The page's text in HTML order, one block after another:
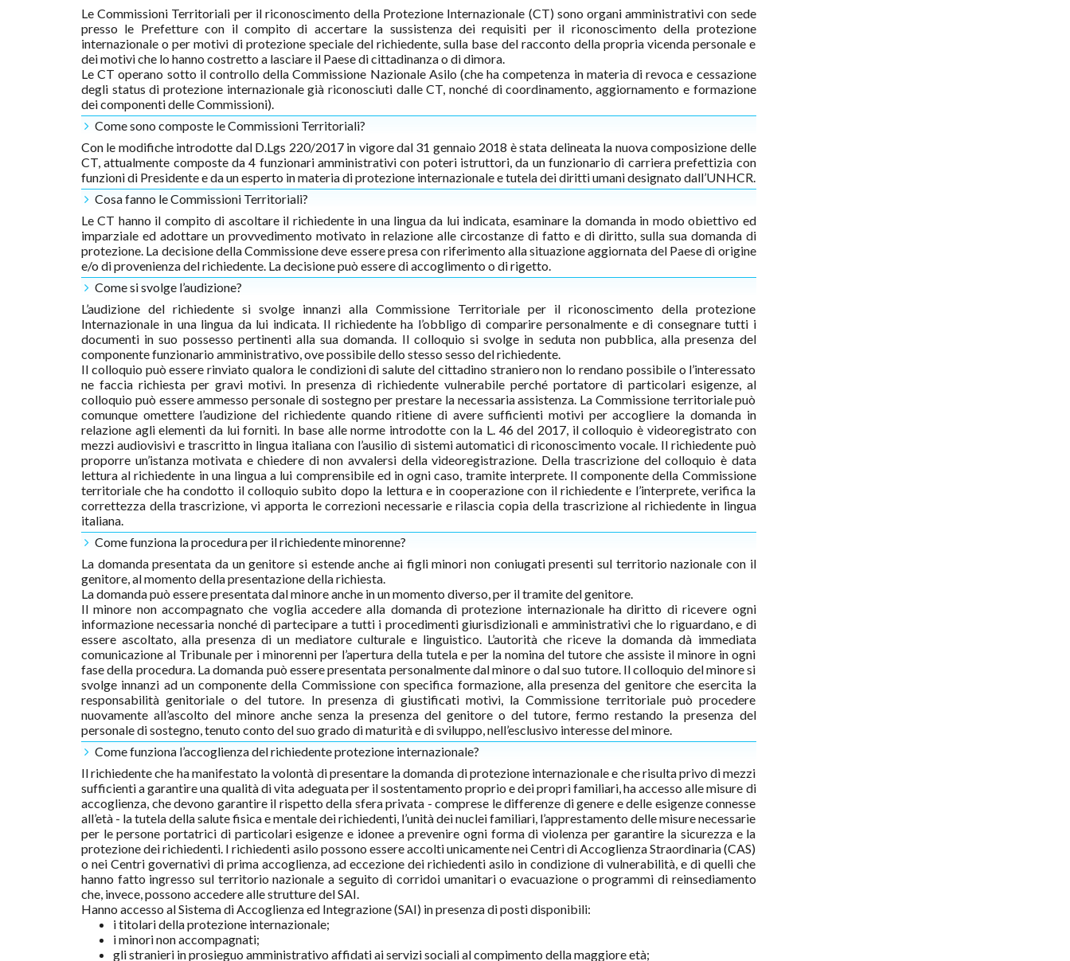
Le Commissioni Territoriali per il riconoscimento della Protezione Internazionale (CT) sono organi amministrativi con sede
presso le Prefetture con il compito di accertare la sussistenza dei requisiti per il riconoscimento della protezione
internazionale o per motivi di protezione speciale del richiedente, sulla base del racconto della propria vicenda personale e
dei motivi che lo hanno costretto a lasciare il Paese di cittadinanza o di dimora.
Le CT operano sotto il controllo della Commissione Nazionale Asilo (che ha competenza in materia di revoca e cessazione
degli status di protezione internazionale già riconosciuti dalle CT, nonché di coordinamento, aggiornamento e formazione
dei componenti delle Commissioni).
Come sono composte le Commissioni Territoriali?
Con le modifiche introdotte dal D.Lgs 220/2017 in vigore dal 31 gennaio 2018 è stata delineata la nuova composizione delle
CT, attualmente composte da 4 funzionari amministrativi con poteri istruttori, da un funzionario di carriera prefettizia con
funzioni di Presidente e da un esperto in materia di protezione internazionale e tutela dei diritti umani designato dall’UNHCR.
Cosa fanno le Commissioni Territoriali?
Le CT hanno il compito di ascoltare il richiedente in una lingua da lui indicata, esaminare la domanda in modo obiettivo ed
imparziale ed adottare un provvedimento motivato in relazione alle circostanze di fatto e di diritto, sulla sua domanda di
protezione. La decisione della Commissione deve essere presa con riferimento alla situazione aggiornata del Paese di origine
e/o di provenienza del richiedente. La decisione può essere di accoglimento o di rigetto.
Come si svolge l’audizione?
L’audizione del richiedente si svolge innanzi alla Commissione Territoriale per il riconoscimento della protezione
Internazionale in una lingua da lui indicata. Il richiedente ha l’obbligo di comparire personalmente e di consegnare tutti i
documenti in suo possesso pertinenti alla sua domanda. Il colloquio si svolge in seduta non pubblica, alla presenza del
componente funzionario amministrativo, ove possibile dello stesso sesso del richiedente.
Il colloquio può essere rinviato qualora le condizioni di salute del cittadino straniero non lo rendano possibile o l’interessato
ne faccia richiesta per gravi motivi. In presenza di richiedente vulnerabile perché portatore di particolari esigenze, al
colloquio può essere ammesso personale di sostegno per prestare la necessaria assistenza. La Commissione territoriale può
comunque omettere l’audizione del richiedente quando ritiene di avere sufficienti motivi per accogliere la domanda in
relazione agli elementi da lui forniti. In base alle norme introdotte con la L. 46 del 2017, il colloquio è videoregistrato con
mezzi audiovisivi e trascritto in lingua italiana con l’ausilio di sistemi automatici di riconoscimento vocale. Il richiedente può
proporre un’istanza motivata e chiedere di non avvalersi della videoregistrazione. Della trascrizione del colloquio è data
lettura al richiedente in una lingua a lui comprensibile ed in ogni caso, tramite interprete. Il componente della Commissione
territoriale che ha condotto il colloquio subito dopo la lettura e in cooperazione con il richiedente e l’interprete, verifica la
correttezza della trascrizione, vi apporta le correzioni necessarie e rilascia copia della trascrizione al richiedente in lingua
italiana.
Come funziona la procedura per il richiedente minorenne?
La domanda presentata da un genitore si estende anche ai figli minori non coniugati presenti sul territorio nazionale con il
genitore, al momento della presentazione della richiesta.
La domanda può essere presentata dal minore anche in un momento diverso, per il tramite del genitore.
Il minore non accompagnato che voglia accedere alla domanda di protezione internazionale ha diritto di ricevere ogni
informazione necessaria nonché di partecipare a tutti i procedimenti giurisdizionali e amministrativi che lo riguardano, e di
essere ascoltato, alla presenza di un mediatore culturale e linguistico. L’autorità che riceve la domanda dà immediata
comunicazione al Tribunale per i minorenni per l’apertura della tutela e per la nomina del tutore che assiste il minore in ogni
fase della procedura. La domanda può essere presentata personalmente dal minore o dal suo tutore. Il colloquio del minore si
svolge innanzi ad un componente della Commissione con specifica formazione, alla presenza del genitore che esercita la
responsabilità genitoriale o del tutore. In presenza di giustificati motivi, la Commissione territoriale può procedere
nuovamente all’ascolto del minore anche senza la presenza del genitore o del tutore, fermo restando la presenza del
personale di sostegno, tenuto conto del suo grado di maturità e di sviluppo, nell’esclusivo interesse del minore.
Come funziona l’accoglienza del richiedente protezione internazionale?
Il richiedente che ha manifestato la volontà di presentare la domanda di protezione internazionale e che risulta privo di mezzi
sufficienti a garantire una qualità di vita adeguata per il sostentamento proprio e dei propri familiari, ha accesso alle misure di
accoglienza, che devono garantire il rispetto della sfera privata - comprese le differenze di genere e delle esigenze connesse
all’età - la tutela della salute fisica e mentale dei richiedenti, l’unità dei nuclei familiari, l’apprestamento delle misure necessarie
per le persone portatrici di particolari esigenze e idonee a prevenire ogni forma di violenza per garantire la sicurezza e la
protezione dei richiedenti. I richiedenti asilo possono essere accolti unicamente nei Centri di Accoglienza Straordinaria (CAS)
o nei Centri governativi di prima accoglienza, ad eccezione dei richiedenti asilo in condizione di vulnerabilità, e di quelli che
hanno fatto ingresso sul territorio nazionale a seguito di corridoi umanitari o evacuazione o programmi di reinsediamento
che, invece, possono accedere alle strutture del SAI.
Hanno accesso al Sistema di Accoglienza ed Integrazione (SAI) in presenza di posti disponibili:
i titolari della protezione internazionale;
i minori non accompagnati;
gli stranieri in prosieguo amministrativo affidati ai servizi sociali al compimento della maggiore età;